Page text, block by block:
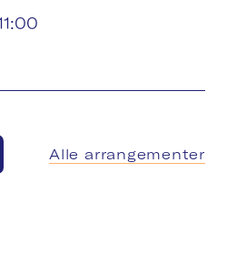
Alle arrangementer